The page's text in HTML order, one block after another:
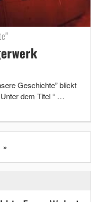
Geschichte” blickt
dem Titel “ …
»